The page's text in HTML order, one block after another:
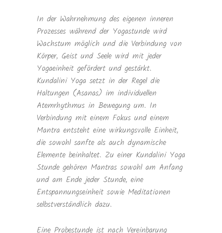
In der Wahrnehmung des eigenen inneren
Prozesses während der Yogastunde wird
Wachstum möglich und die Verbindung von
Körper, Geist und Seele wird mit jeder
Yogaeinheit gefördert und gestärkt.
Kundalini Yoga setzt in der Regel die
Haltungen (Asanas) im individuellen
Atemrhythmus in Bewegung um. In
Verbindung mit einem Fokus und einem
Mantra entsteht eine wirkungsvolle Einheit,
die sowohl sanfte als auch dynamische
Elemente beinhaltet. Zu einer Kundalini Yoga
Stunde gehören Mantras sowohl am Anfang
und am Ende jeder Stunde, eine
Entspannungseinheit sowie Meditationen
selbstverständlich dazu.
Eine Probestunde ist nach Vereinbarung